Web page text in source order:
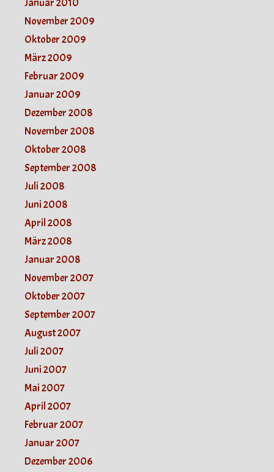
Januar 2010
November 2009
Oktober 2009
März 2009
Februar 2009
Januar 2009
Dezember 2008
November 2008
Oktober 2008
September 2008
Juli 2008
Juni 2008
April 2008
März 2008
Januar 2008
November 2007
Oktober 2007
September 2007
August 2007
Juli 2007
Juni 2007
Mai 2007
April 2007
Februar 2007
Januar 2007
Dezember 2006